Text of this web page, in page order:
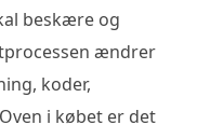
beskære og
ændrer
koder,
i købet er det